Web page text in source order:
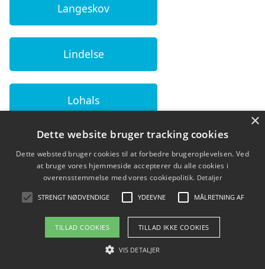
Langeskov
Lindelse
Lohals
Lundby (5700)
Lunde (5450)
×
Dette website bruger tracking cookies
Dette websted bruger cookies til at forbedre brugeroplevelsen. Ved
at bruge vores hjemmeside accepterer du alle cookies i
overensstemmelse med vores cookiepolitik. Detaljer
STRENGT NØDVENDIGE YDEEVNE MÅLRETNING AF
TILLAD COOKIES TILLAD IKKE COOKIES
VIS DETALJER